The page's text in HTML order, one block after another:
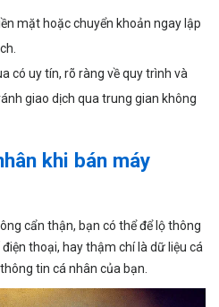
mặt hoặc chuyển khoản ngay lập
có uy tín, rõ ràng về quy trình và
giao dịch qua trung gian không
khi bán máy
cẩn thận, bạn có thể để lộ thông
thoại, hay thậm chí là dữ liệu cá
tin cá nhân của bạn.